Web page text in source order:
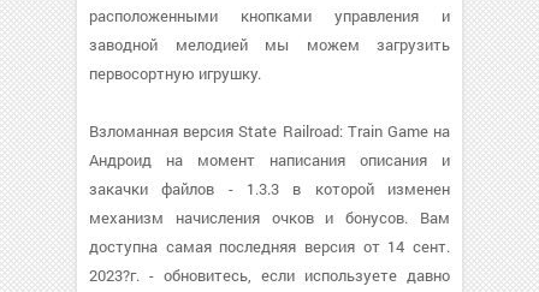
расположенными кнопками управления и
заводной мелодией мы можем загрузить
первосортную игрушку.
Взломанная версия State Railroad: Train Game на
Андроид на момент написания описания и
закачки файлов - 1.3.3 в которой изменен
механизм начисления очков и бонусов. Вам
доступна самая последняя версия от 14 сент.
2023?г. - обновитесь, если используете давно